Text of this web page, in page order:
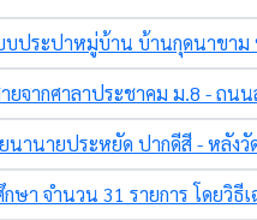
บประปาหมู่บ้าน บ้านกุดนาขาม
ยจากศาลาประชาคม ม.8 - ถน
ยนานายประหยัด ปากดีสี - หลัง
ษา จำนวน 31 รายการ โดยวิธีเ